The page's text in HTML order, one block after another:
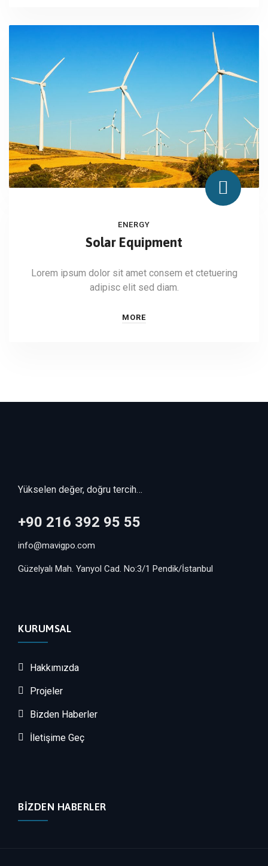
ENERGY
Solar Equipment
Lorem ipsum dolor sit amet consem et ctetuering
adipisc elit sed diam.
MORE
Yükselen değer, doğru tercih…
+90 216 392 95 55
info@mavigpo.com
Güzelyalı Mah. Yanyol Cad. No:3/1 Pendik/İstanbul
KURUMSAL
Hakkımızda
Projeler
Bizden Haberler
İletişime Geç
BIZDEN HABERLER